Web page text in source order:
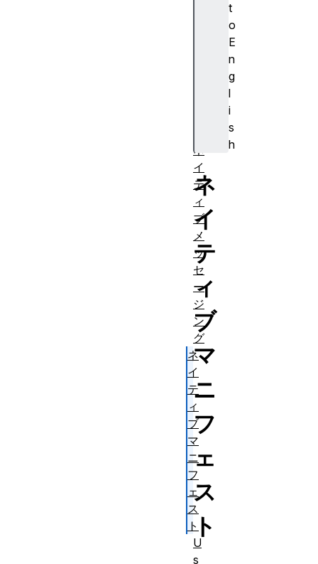
t
o
E
n
g
l
i
s
h
ネ
イ
テ
ィ
ブ
マ
ニ
フ
ェ
ス
ト
ネ
イ
テ
ィ
ブ
メ
ッ
セ
ー
ジ
ン
グ
ネ
イ
テ
ィ
ブ
マ
ニ
フ
ェ
ス
ト
U
s